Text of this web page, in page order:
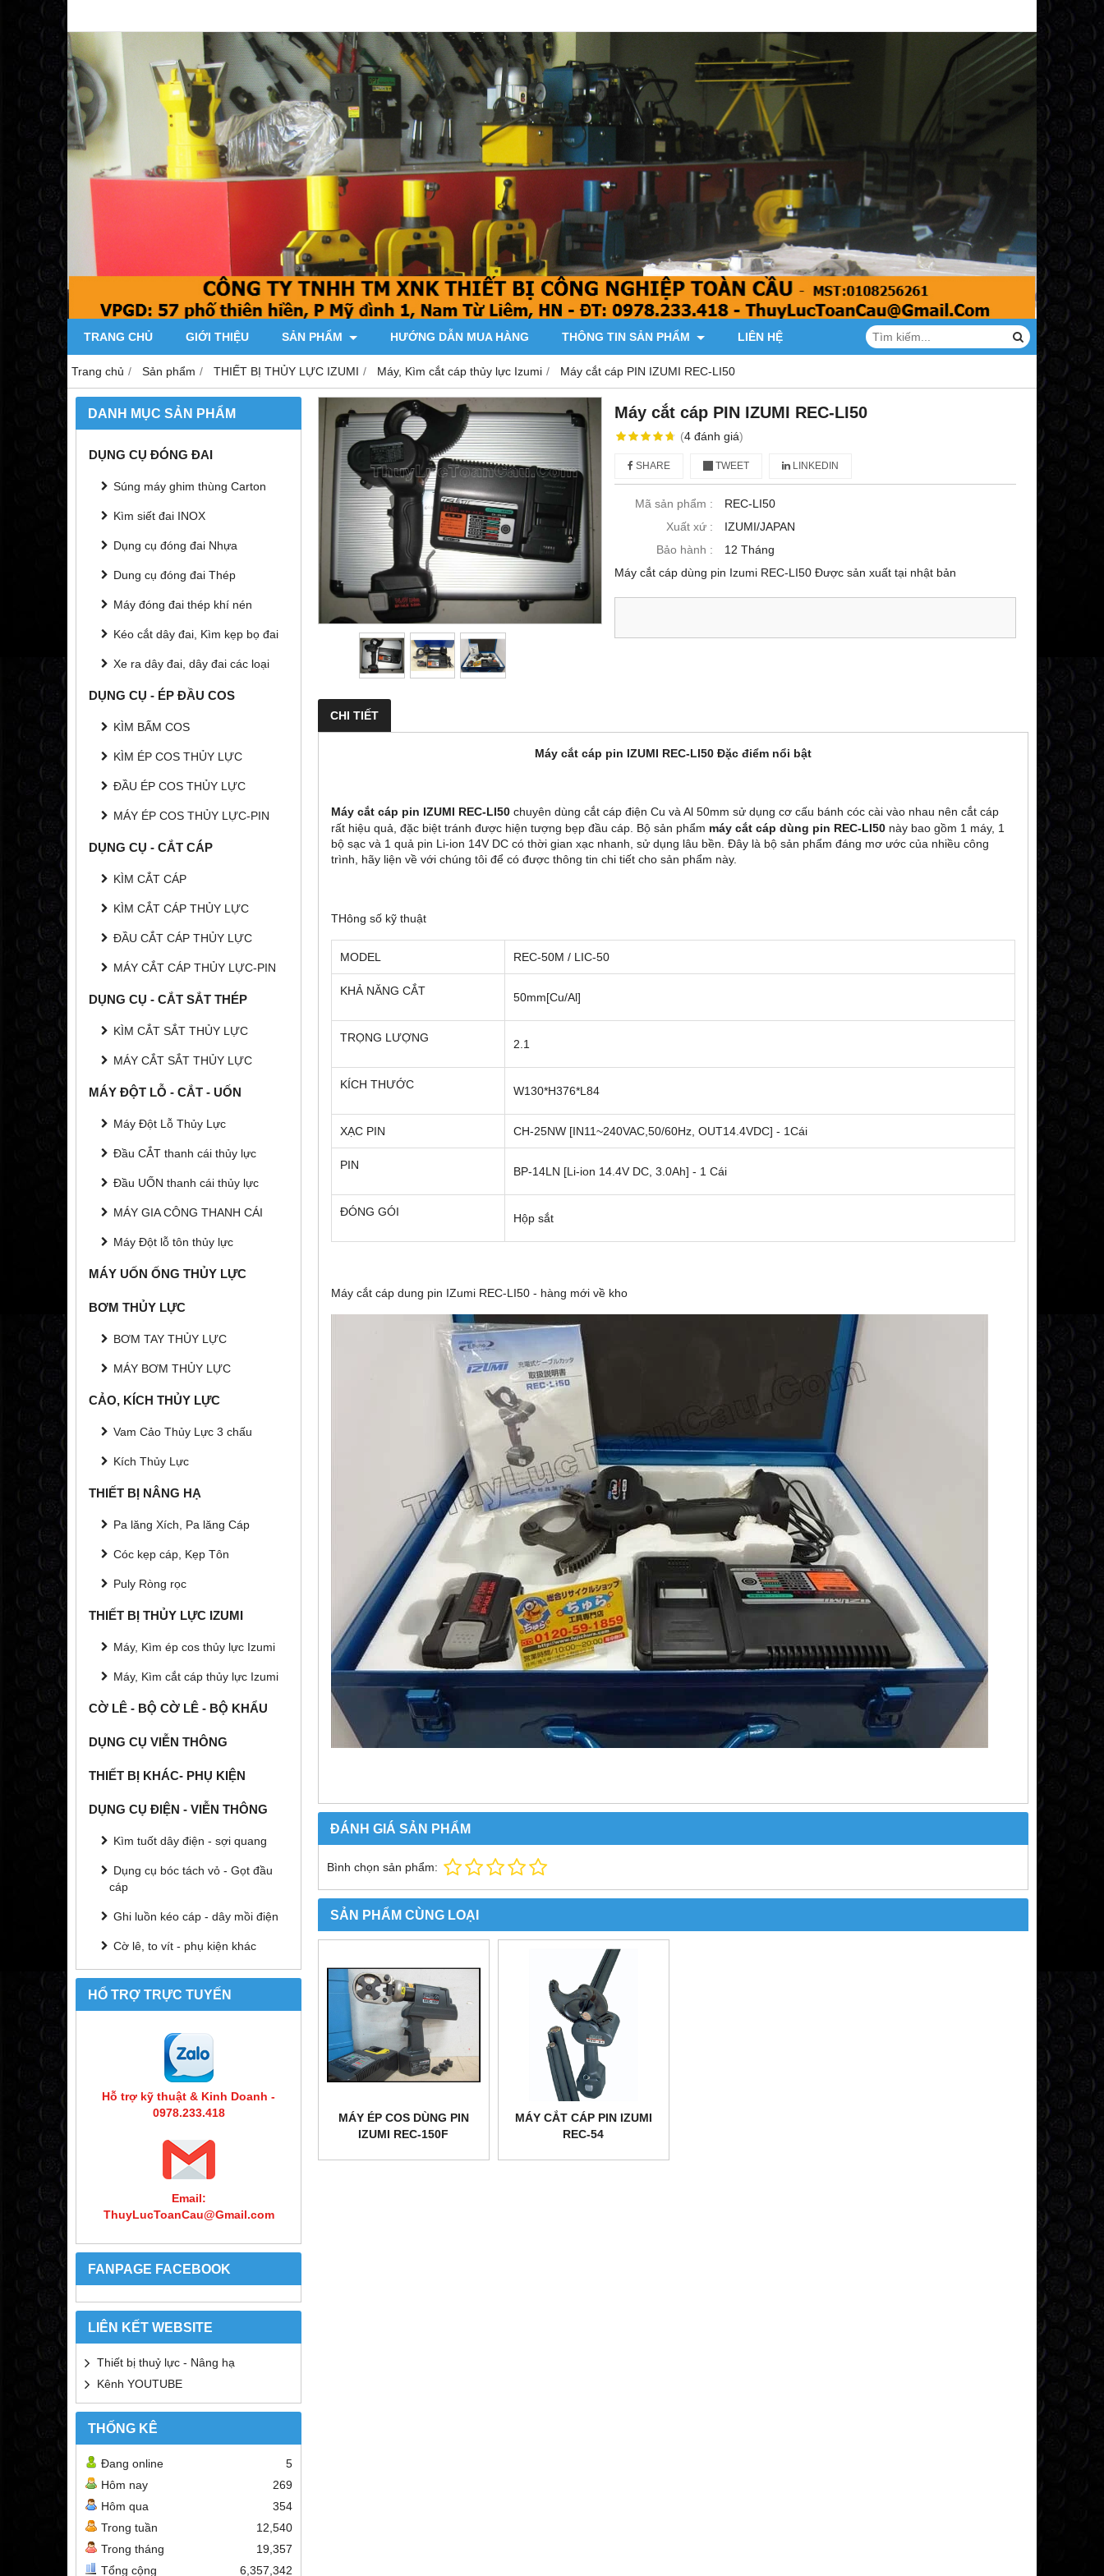
TRANG CHỦ GIỚI THIỆU SẢN PHẨM HƯỚNG DẪN MUA HÀNG THÔNG TIN SẢN PHẨM LIÊN HỆ
Trang chủ Sản phẩm THIẾT BỊ THỦY LỰC IZUMI Máy, Kìm cắt cáp thủy lực Izumi Máy cắt cáp PIN IZUMI REC-LI50
DANH MỤC SẢN PHẨM
DỤNG CỤ ĐÓNG ĐAI
Súng máy ghim thùng Carton
Kìm siết đai INOX
Dụng cụ đóng đai Nhựa
Dung cụ đóng đai Thép
Máy đóng đai thép khí nén
Kéo cắt dây đai, Kìm kẹp bọ đai
Xe ra dây đai, dây đai các loại
DỤNG CỤ - ÉP ĐẦU COS
KÌM BẤM COS
KÌM ÉP COS THỦY LỰC
ĐẦU ÉP COS THỦY LỰC
MÁY ÉP COS THỦY LỰC-PIN
DỤNG CỤ - CẮT CÁP
KÌM CẮT CÁP
KÌM CẮT CÁP THỦY LỰC
ĐẦU CẮT CÁP THỦY LỰC
MÁY CẮT CÁP THỦY LỰC-PIN
DỤNG CỤ - CẮT SẮT THÉP
KÌM CẮT SẮT THỦY LỰC
MÁY CẮT SẮT THỦY LỰC
MÁY ĐỘT LỖ - CẮT - UỐN
Máy Đột Lỗ Thủy Lực
Đầu CẮT thanh cái thủy lực
Đầu UỐN thanh cái thủy lực
MÁY GIA CÔNG THANH CÁI
Máy Đột lỗ tôn thủy lực
MÁY UỐN ỐNG THỦY LỰC
BƠM THỦY LỰC
BƠM TAY THỦY LỰC
MÁY BƠM THỦY LỰC
CẢO, KÍCH THỦY LỰC
Vam Cảo Thủy Lực 3 chấu
Kích Thủy Lực
THIẾT BỊ NÂNG HẠ
Pa lăng Xích, Pa lăng Cáp
Cóc kẹp cáp, Kẹp Tôn
Puly Ròng rọc
THIẾT BỊ THỦY LỰC IZUMI
Máy, Kìm ép cos thủy lực Izumi
Máy, Kìm cắt cáp thủy lực Izumi
CỜ LÊ - BỘ CỜ LÊ - BỘ KHẨU
DỤNG CỤ VIỄN THÔNG
THIẾT BỊ KHÁC- PHỤ KIỆN
DỤNG CỤ ĐIỆN - VIỄN THÔNG
Kìm tuốt dây điện - sợi quang
Dụng cụ bóc tách vỏ - Gọt đầu
cáp
Ghi luồn kéo cáp - dây mồi điện
Cờ lê, to vít - phụ kiện khác
HỔ TRỢ TRỰC TUYẾN
Hỗ trợ kỹ thuật & Kinh Doanh -
0978.233.418
Email:
ThuyLucToanCau@Gmail.com
FANPAGE FACEBOOK
LIÊN KẾT WEBSITE
Thiết bị thuỷ lực - Nâng hạ
Kênh YOUTUBE
THỐNG KÊ
Đang online
5
Hôm nay
269
Hôm qua
354
Trong tuần
12,540
Trong tháng
19,357
Tổng cộng
6,357,342
Máy cắt cáp PIN IZUMI REC-LI50
(4 đánh giá)
SHARE TWEET LINKEDIN
Mã sản phẩm :
REC-LI50
Xuất xứ :
IZUMI/JAPAN
Bảo hành :
12 Tháng
Máy cắt cáp dùng pin Izumi REC-LI50 Được sản xuất tại nhật bản
CHI TIẾT
Máy cắt cáp pin IZUMI REC-LI50 Đặc điểm nổi bật
Máy cắt cáp pin IZUMI REC-LI50 chuyên dùng cắt cáp điện Cu và Al 50mm sử dụng cơ cấu bánh cóc cài vào nhau nên cắt cáp
rất hiệu quả, đặc biệt tránh được hiện tượng bẹp đầu cáp. Bộ sản phẩm máy cắt cáp dùng pin REC-LI50 này bao gồm 1 máy, 1
bộ sạc và 1 quả pin Li-ion 14V DC có thời gian xạc nhanh, sử dụng lâu bền. Đây là bộ sản phẩm đáng mơ ước của nhiều công
trình, hãy liện về với chúng tôi để có được thông tin chi tiết cho sản phẩm này.
THông số kỹ thuật
MODEL REC-50M / LIC-50
KHẢ NĂNG CẮT 50mm[Cu/Al]
TRỌNG LƯỢNG 2.1
KÍCH THƯỚC W130*H376*L84
XẠC PIN CH-25NW [IN11~240VAC,50/60Hz, OUT14.4VDC] - 1Cái
PIN BP-14LN [Li-ion 14.4V DC, 3.0Ah] - 1 Cái
ĐÓNG GÓI Hộp sắt
Máy cắt cáp dung pin IZumi REC-LI50 - hàng mới về kho
ĐÁNH GIÁ SẢN PHẨM
Bình chọn sản phẩm:
SẢN PHẨM CÙNG LOẠI
MÁY ÉP COS DÙNG PIN
IZUMI REC-150F
MÁY CẮT CÁP PIN IZUMI
REC-54